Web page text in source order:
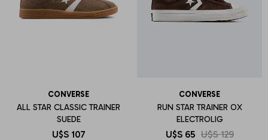
CONVERSE
ALL STAR CLASSIC TRAINER
SUEDE
U$S 107
CONVERSE
RUN STAR TRAINER OX
ELECTROLIG
U$S 65 U$S 129